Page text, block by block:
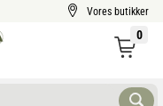
Vores butikker
0